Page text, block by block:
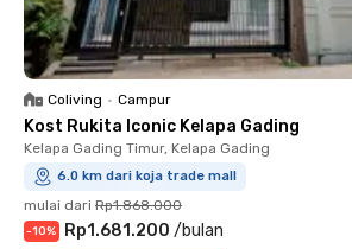
Coliving • Campur
Kost Rukita Iconic Kelapa Gading
Kelapa Gading Timur, Kelapa Gading
6.0 km dari koja trade mall
mulai dari Rp1.868.000
-10% Rp1.681.200 /bulan